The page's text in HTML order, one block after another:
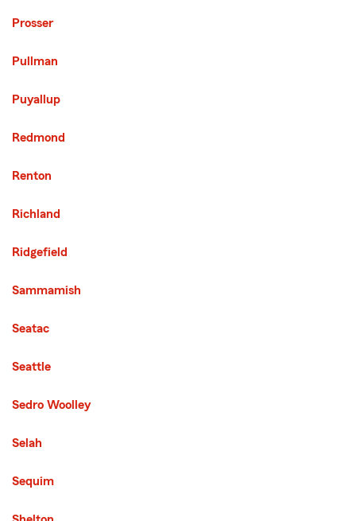
Prosser
Pullman
Puyallup
Redmond
Renton
Richland
Ridgefield
Sammamish
Seatac
Seattle
Sedro Woolley
Selah
Sequim